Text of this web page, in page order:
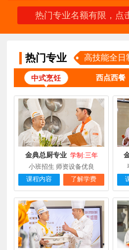
林** 金鼎大厨专业 福建漳州
陈** 时尚西点专业 福建泉州
钟** 经典西点专业 福建龙岩
柯** 经典西点专业 福建厦门
赖**
时尚西餐西点
专业
福建三明
陈** 大厨精英专业 福建福州
谢** 西点店长班 福建厦门
曾** 厨师长研修 福建厦门
热门专业名额有限，点
热门专业 高技能全日
中式烹饪 西点西餐
金典总厨专业 学制:三年
小班招生 师资设备优良
课程内容
了解学费